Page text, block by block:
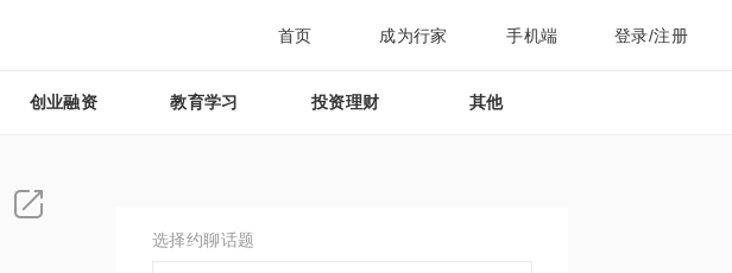
首页 成为行家 手机端 登录/注册
创业融资 教育学习 投资理财 其他
选择约聊话题